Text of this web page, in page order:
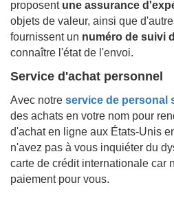
proposent une assurance
objets de valeur, ainsi que
fournissent un numéro de suivi
connaître l'état de l'envoi.
Service d'achat personnel
Avec notre service de personal
des achats en votre nom pour
d'achat en ligne aux États-Unis
n'avez pas à vous inquiéter du
carte de crédit internationale car
paiement pour vous.